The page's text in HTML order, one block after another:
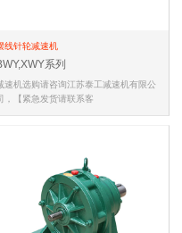
线针轮减速机
系列
速机选购请咨询江苏泰工减速机有限公
，【紧急发货请联系客